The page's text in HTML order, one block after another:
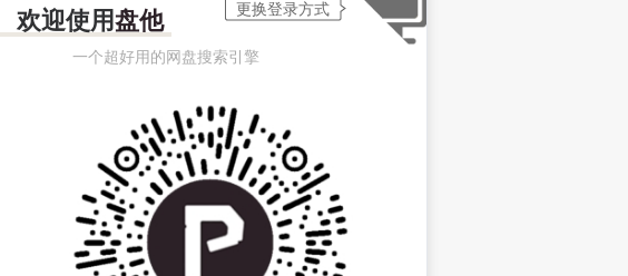
欢迎使用盘他
一个超好用的网盘搜索引擎